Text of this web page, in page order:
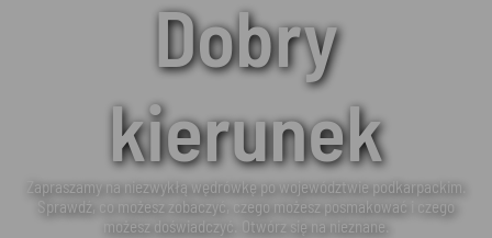
Dobry
kierunek
Zapraszamy na niezwykłą wędrówkę po województwie podkarpackim.
Sprawdź, co możesz zobaczyć, czego możesz posmakować i czego
możesz doświadczyć. Otwórz się na nieznane.